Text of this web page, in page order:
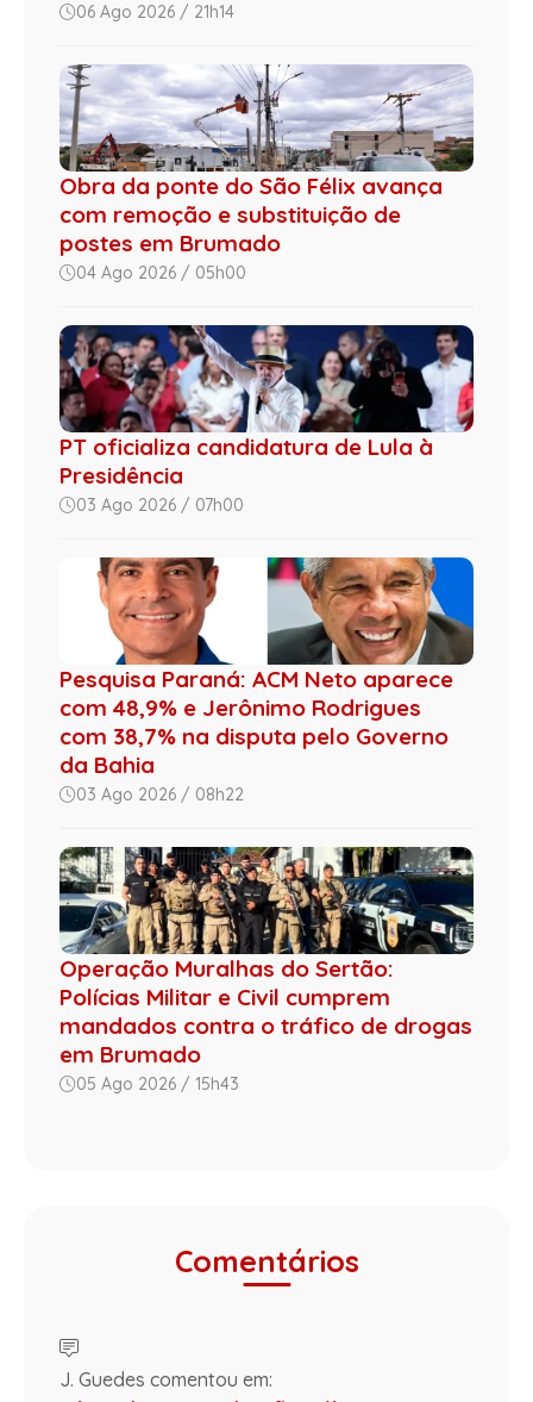
06 Ago 2026 / 21h14
Obra da ponte do São Félix avança
com remoção e substituição de
postes em Brumado
04 Ago 2026 / 05h00
PT oficializa candidatura de Lula à
Presidência
03 Ago 2026 / 07h00
Pesquisa Paraná: ACM Neto aparece
com 48,9% e Jerônimo Rodrigues
com 38,7% na disputa pelo Governo
da Bahia
03 Ago 2026 / 08h22
Operação Muralhas do Sertão:
Polícias Militar e Civil cumprem
mandados contra o tráfico de drogas
em Brumado
05 Ago 2026 / 15h43
Comentários
J. Guedes comentou em: